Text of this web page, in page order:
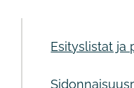
Esityslistat ja